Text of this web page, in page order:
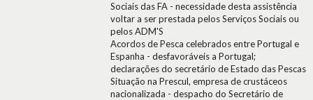
Sociais das FA - necessidade desta assistência
voltar a ser prestada pelos Serviços Sociais ou
pelos ADM'S
Acordos de Pesca celebrados entre Portugal e
Espanha - desfavoráveis a Portugal;
declarações do secretário de Estado das Pescas
Situação na Prescul, empresa de crustáceos
nacionalizada - despacho do Secretário de